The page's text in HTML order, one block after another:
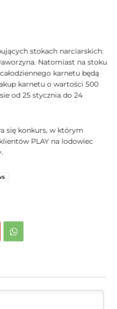
stokach narciarskich:
Natomiast na stoku
karnetu będą
karnetu o wartości 500
od 25 stycznia do 24
się konkurs, w którym
PLAY na lodowiec